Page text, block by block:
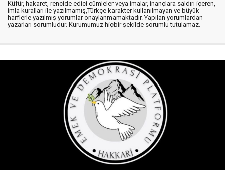
Küfür, hakaret, rencide edici cümleler veya imalar, inançlara saldırı içeren,
imla kuralları ile yazılmamış,Türkçe karakter kullanılmayan ve büyük
harflerle yazılmış yorumlar onaylanmamaktadır. Yapılan yorumlardan
yazarları sorumludur. Kurumumuz hiçbir şekilde sorumlu tutulamaz.